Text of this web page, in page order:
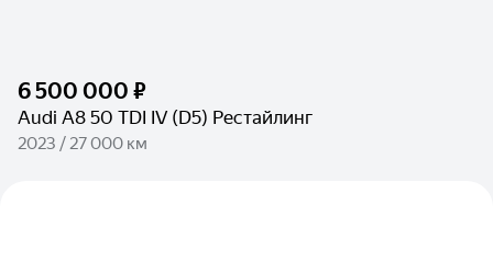
6 500 000 ₽
Audi A8 50 TDI IV (D5) Рестайлинг
2023 / 27 000 км